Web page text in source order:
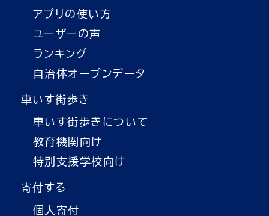
アプリの使い方
ユーザーの声
ランキング
自治体オープンデータ
車いす街歩き
車いす街歩きについて
教育機関向け
特別支援学校向け
寄付する
個人寄付